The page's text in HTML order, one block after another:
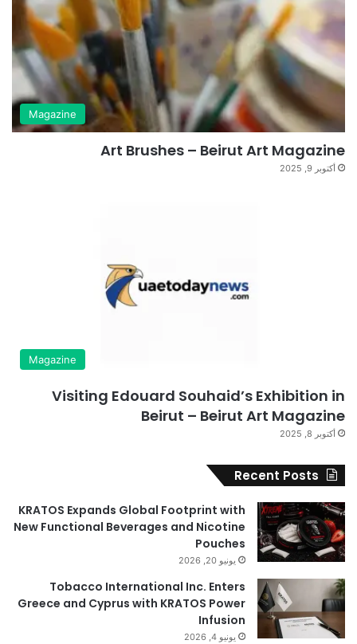
Magazine
Art Brushes – Beirut Art Magazine
أكتوبر 9, 2025
Magazine
Visiting Edouard Souhaid’s Exhibition in
Beirut – Beirut Art Magazine
أكتوبر 8, 2025
Recent Posts
KRATOS Expands Global Footprint with
New Functional Beverages and Nicotine
Pouches
يونيو 20, 2026
Tobacco International Inc. Enters
Greece and Cyprus with KRATOS Power
Infusion
يونيو 4, 2026